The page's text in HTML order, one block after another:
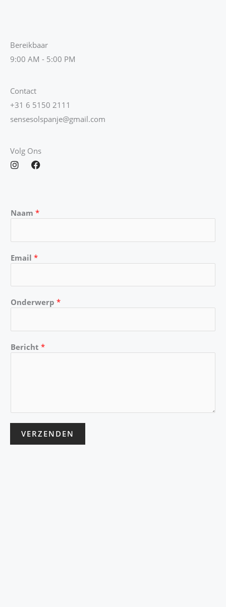
Bereikbaar
9:00 AM - 5:00 PM
Contact
+31 6 5150 2111
sensesolspanje@gmail.com
Volg Ons
I
n
g
r
F
a
o
o
Naam *
Email *
Onderwerp *
Bericht *
VERZENDEN